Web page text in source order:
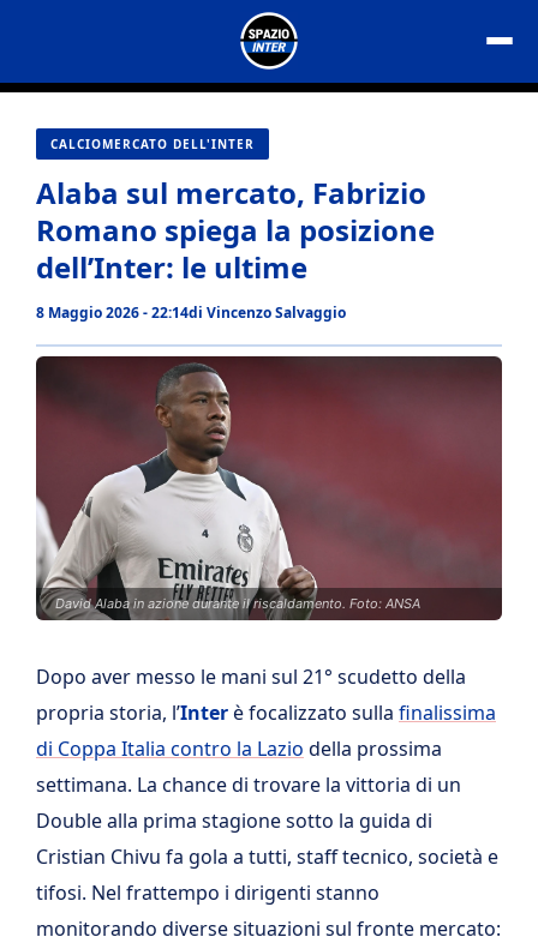
contenuto
CALCIOMERCATO DELL'INTER
Alaba sul mercato, Fabrizio
Romano spiega la posizione
dell’Inter: le ultime
8 Maggio 2026 - 22:14di Vincenzo Salvaggio
David Alaba in azione durante il riscaldamento. Foto: ANSA
Dopo aver messo le mani sul 21° scudetto della
propria storia, l’Interè focalizzato sulla finalissima
di Coppa Italia contro la Lazio della prossima
settimana. La chance di trovare la vittoria di un
Double alla prima stagione sotto la guida di
Cristian Chivu fa gola a tutti, staff tecnico, società e
tifosi. Nel frattempo i dirigenti stanno
monitorando diverse situazioni sul fronte mercato: